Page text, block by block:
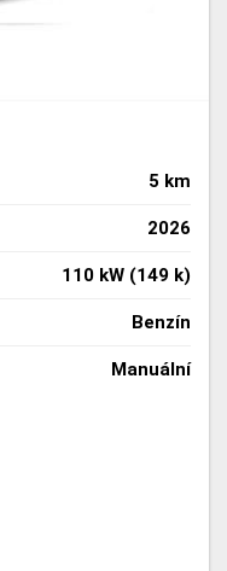
5 km
2026
110 kW (149 k)
Benzín
Manuální